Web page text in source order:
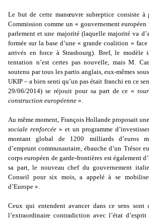
Le but de cette manœuvre subreptice consiste
Commission comme un « gouvernement
parlement et une majorité (laquelle majorité va
formée sur la base d’une « grande coalition »
arrivés en force à Strasbourg). Bref, le modèle
tentation n’est certes pas nouvelle, mais M.
soutenu par tous les partis anglais, eux-mêmes
UKIP – a bien senti qu’un pas était franchi en ce
29/06/2014) se réjouit pour sa part de ce «
construction européenne ».
Au même moment, François Hollande proposait
sociale renforcée » et un programme
montant global de 1200 milliards d’euros
d’emprunt communautaire, ébauche d’un Trésor
corps européen de garde-frontières est également
sa part, le nouveau chef du gouvernement
Conseil pour six mois, a appelé à se
d’Europe ».
Ceux qui entendent avancer dans ce sens sont
l’extraordinaire contradiction avec l’état